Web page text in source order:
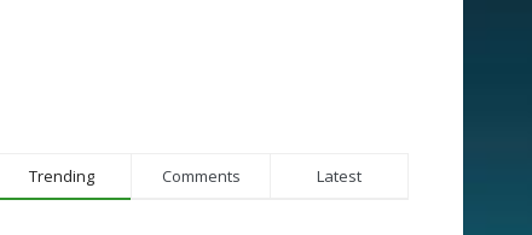
Trending Comments Latest